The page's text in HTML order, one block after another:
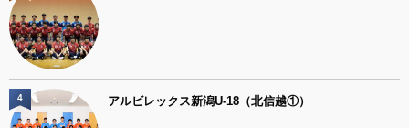
アルビレックス新潟U-18（北信越①）
4